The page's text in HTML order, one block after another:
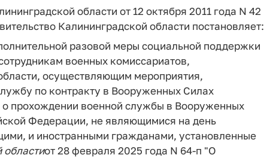
области от 12 октября 2011 года N 42
Калининградской области постановляет:
разовой меры социальной поддержки
военных комиссариатов,
осуществляющим мероприятия,
по контракту в Вооруженных Силах
прохождении военной службы в Вооруженных
Федерации, не являющимися на день
и иностранными гражданами, установленные
областиот 28 февраля 2025 года N 64-п "О